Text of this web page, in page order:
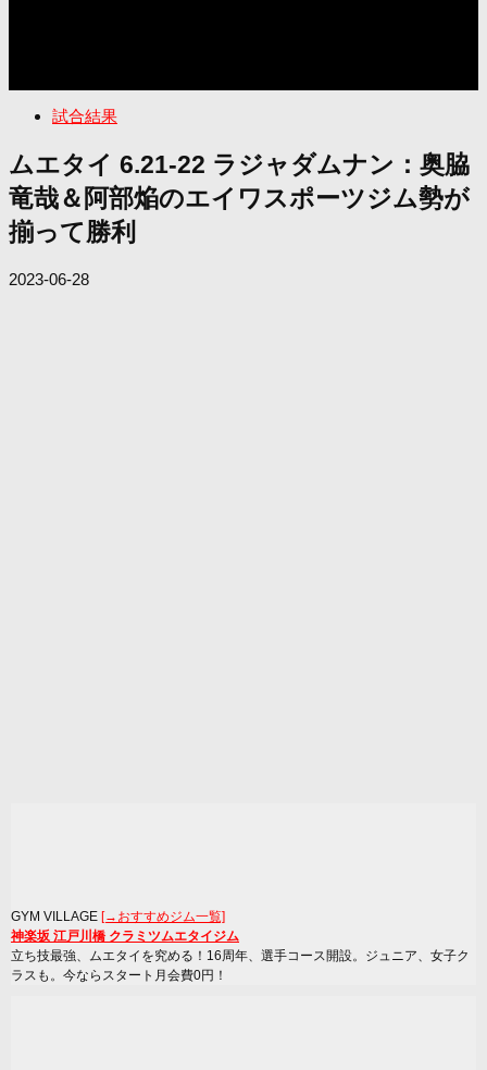
試合結果
ムエタイ 6.21-22 ラジャダムナン：奥脇
竜哉＆阿部焔のエイワスポーツジム勢が
揃って勝利
2023-06-28
GYM VILLAGE [→おすすめジム一覧]
神楽坂 江戸川橋 クラミツムエタイジム
立ち技最強、ムエタイを究める！16周年、選手コース開設。ジュニア、女子ク
ラスも。今ならスタート月会費0円！